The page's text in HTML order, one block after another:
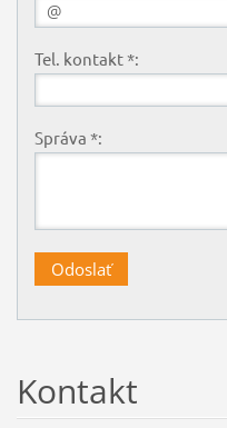
Tel. kontakt *:
Správa *:
Kontakt